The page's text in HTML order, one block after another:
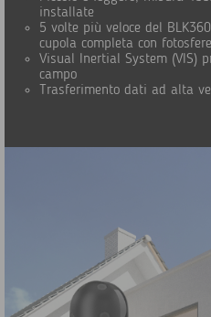
installate
5 volte più veloce del
cupola completa con fotosfere
Visual Inertial System (VIS)
campo
Trasferimento dati ad alta